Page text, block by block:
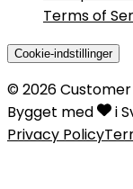
Terms of
Cookie-indstillinger
©2026Customer
Bygget med
i
Privacy Policy